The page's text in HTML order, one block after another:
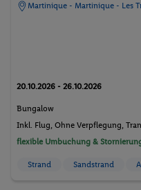
Martinique - Martinique - Les
20.10.2026 - 26.10.2026
Bungalow
Inkl. Flug, Ohne Verpflegung,
flexible Umbuchung &
Strand Sandstrand